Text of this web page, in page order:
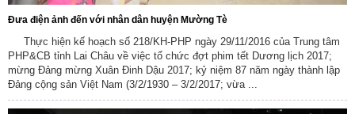
Đưa điện ảnh đến với nhân dân huyện Mường Tè
Thực hiện kế hoạch số 218/KH-PHP ngày 29/11/2016 của Trung tâm
PHP&CB tỉnh Lai Châu về việc tổ chức đợt phim tết Dương lịch 2017;
mừng Đảng mừng Xuân Đinh Dậu 2017; kỷ niệm 87 năm ngày thành lập
Đảng cộng sản Việt Nam (3/2/1930 – 3/2/2017; vừa ...